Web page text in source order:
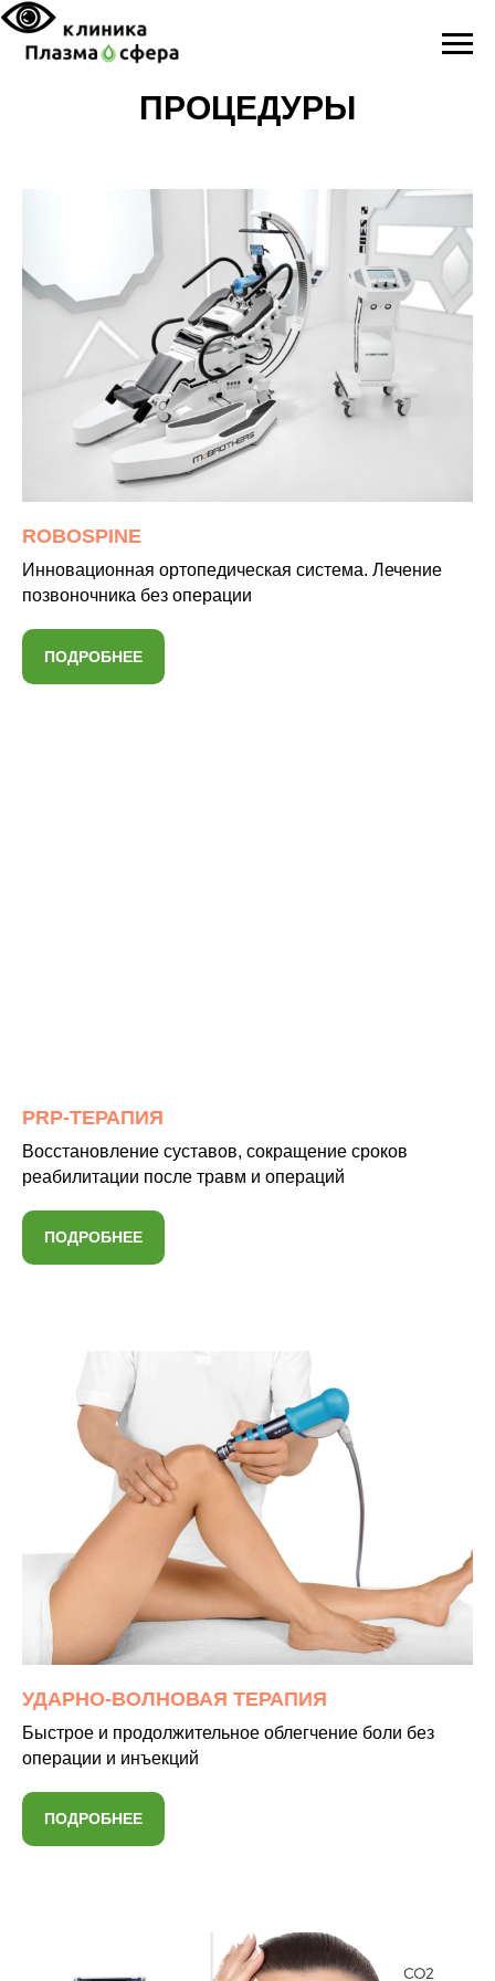
ПРОЦЕДУРЫ
ROBOSPINE
Инновационная ортопедическая система. Лечение
позвоночника без операции
ПОДРОБНЕЕ
PRP-ТЕРАПИЯ
Восстановление суставов, сокращение сроков
реабилитации после травм и операций
ПОДРОБНЕЕ
УДАРНО-ВОЛНОВАЯ ТЕРАПИЯ
Быстрое и продолжительное облегчение боли без
операции и инъекций
ПОДРОБНЕЕ